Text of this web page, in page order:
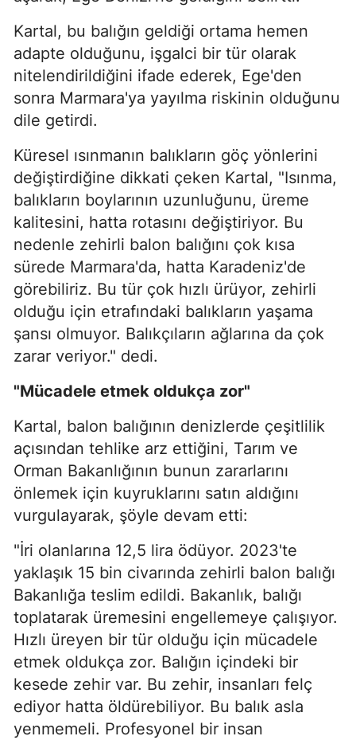
Kartal, bu balığın geldiği ortama hemen
adapte olduğunu, işgalci bir tür olarak
nitelendirildiğini ifade ederek, Ege'den
sonra Marmara'ya yayılma riskinin olduğunu
dile getirdi.
Küresel ısınmanın balıkların göç yönlerini
değiştirdiğine dikkati çeken Kartal, "Isınma,
balıkların boylarının uzunluğunu, üreme
kalitesini, hatta rotasını değiştiriyor. Bu
nedenle zehirli balon balığını çok kısa
sürede Marmara'da, hatta Karadeniz'de
görebiliriz. Bu tür çok hızlı ürüyor, zehirli
olduğu için etrafındaki balıkların yaşama
şansı olmuyor. Balıkçıların ağlarına da çok
zarar veriyor." dedi.
"Mücadele etmek oldukça zor"
Kartal, balon balığının denizlerde çeşitlilik
açısından tehlike arz ettiğini, Tarım ve
Orman Bakanlığının bunun zararlarını
önlemek için kuyruklarını satın aldığını
vurgulayarak, şöyle devam etti:
"İri olanlarına 12,5 lira ödüyor. 2023'te
yaklaşık 15 bin civarında zehirli balon balığı
Bakanlığa teslim edildi. Bakanlık, balığı
toplatarak üremesini engellemeye çalışıyor.
Hızlı üreyen bir tür olduğu için mücadele
etmek oldukça zor. Balığın içindeki bir
kesede zehir var. Bu zehir, insanları felç
ediyor hatta öldürebiliyor. Bu balık asla
yenmemeli. Profesyonel bir insan